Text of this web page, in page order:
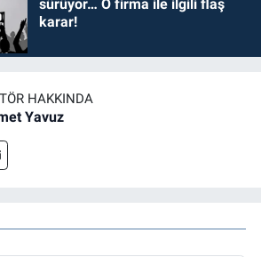
sürüyor… O firma ile ilgili flaş
karar!
HAKKINDA
Yavuz